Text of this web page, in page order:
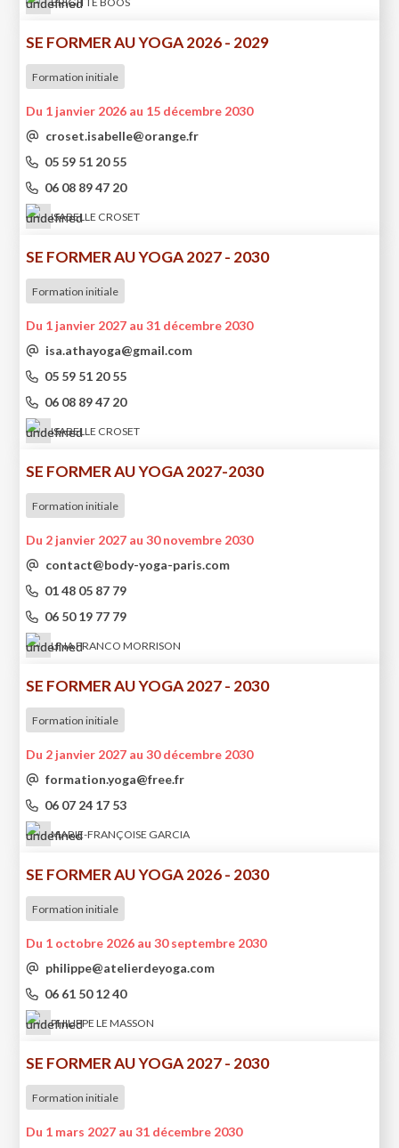
SE FORMER AU YOGA 2026 - 2029
Formation initiale
Du 1 janvier 2026 au 15 décembre 2030
croset.isabelle@orange.fr
05 59 51 20 55
06 08 89 47 20
ISABELLE CROSET
SE FORMER AU YOGA 2027 - 2030
Formation initiale
Du 1 janvier 2027 au 31 décembre 2030
isa.athayoga@gmail.com
05 59 51 20 55
06 08 89 47 20
ISABELLE CROSET
SE FORMER AU YOGA 2027-2030
Formation initiale
Du 2 janvier 2027 au 30 novembre 2030
contact@body-yoga-paris.com
01 48 05 87 79
06 50 19 77 79
LINA FRANCO MORRISON
SE FORMER AU YOGA 2027 - 2030
Formation initiale
Du 2 janvier 2027 au 30 décembre 2030
formation.yoga@free.fr
06 07 24 17 53
MARIE-FRANÇOISE GARCIA
SE FORMER AU YOGA 2026 - 2030
Formation initiale
Du 1 octobre 2026 au 30 septembre 2030
philippe@atelierdeyoga.com
06 61 50 12 40
PHILIPPE LE MASSON
SE FORMER AU YOGA 2027 - 2030
Formation initiale
Du 1 mars 2027 au 31 décembre 2030